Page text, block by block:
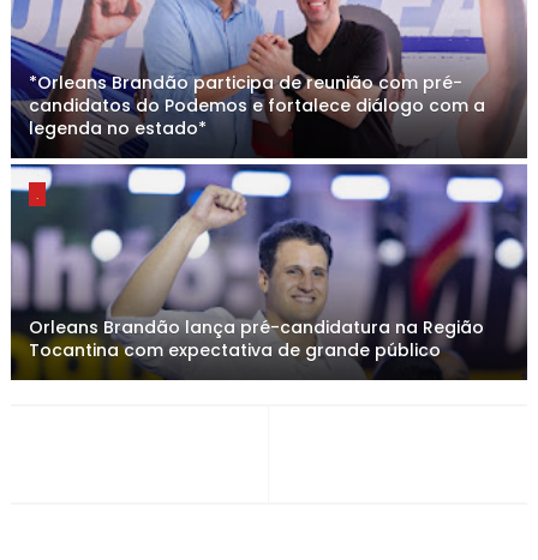
*Orleans Brandão participa de reunião com pré-
candidatos do Podemos e fortalece diálogo com a
legenda no estado*
.
Orleans Brandão lança pré-candidatura na Região
Tocantina com expectativa de grande público